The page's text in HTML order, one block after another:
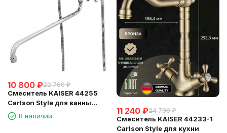
10 800 ₽23 760 ₽
Смеситель KAISER 44255
Carlson Style для ванны
(излив 7242)
В наличии
11 240 ₽24 730 ₽
Смеситель KAISER 44233-1
Carlson Style для кухни